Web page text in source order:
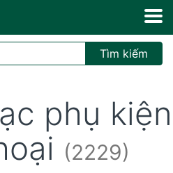
Tìm kiếm
phụ kiện
(2229)